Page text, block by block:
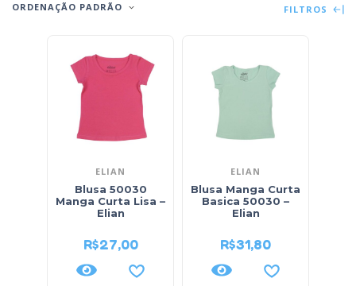
ORDENAÇÃO PADRÃO FILTROS
ELIAN
Blusa 50030
Manga Curta Lisa –
Elian
R$27,00
ELIAN
Blusa Manga Curta
Basica 50030 –
Elian
R$31,80